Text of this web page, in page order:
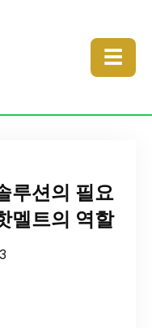
☰
루션의 필요
멜트의 역할